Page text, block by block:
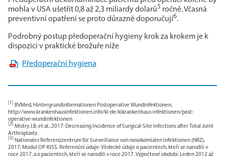
mohla v USA ušetřit 0,8 až 2,3 miliardy dolarů5 ročně. Včasná
preventivní opatření se proto důrazně doporučují6.
Podrobný postup předoperační hygieny krok za krokem je k
dispozici v praktické brožuře níže
Předoperační hygiena
[1]
BVMed, Hintergrundinformationen Postoperative Wundinfektionen,
http://www.krankenhausinfektionen.info/ki-de/kikrankenhaus-infektionen/post-
operative-wundinfektionen
[2] Mistry J.B. et al., 2017: Decreasing Incidence of Surgical-Site Infections after Total Joint
Arthroplasty.
[3]
Nationales Referenzzentrum für Surveillance von nosokomialen Infektionen (NRZ),
2017: Modul OP-KISS. Referenční údaje: Vědecké údaje o pacientech, kteří se narodili v
roce 2017, a o pacientech, kteří se narodili v roce 2017. Výpočtové období: Leden 2012 až